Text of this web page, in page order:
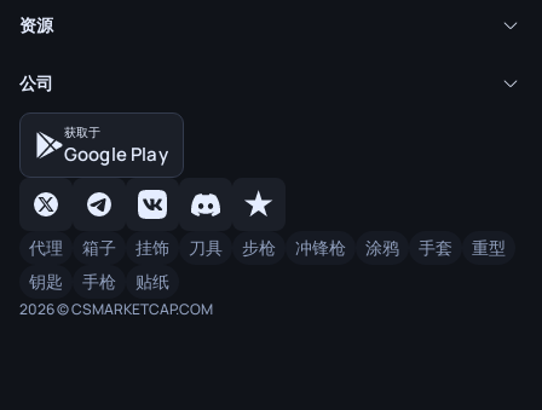
资源
公司
获取于
Google Play
代理 箱子 挂饰 刀具 步枪 冲锋枪 涂鸦 手套
重型
钥匙
手枪 贴纸
2026 © CSMARKETCAP.COM